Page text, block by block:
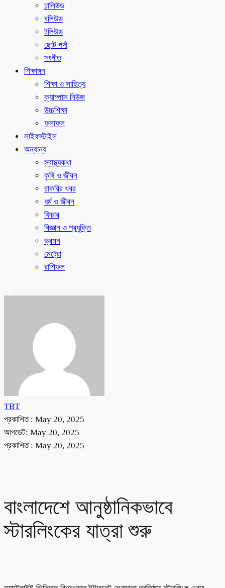
ঢালিউড
বলিউড
টলিউড
ছোট পর্দা
সংগীত
শিক্ষাঙ্গন
শিক্ষা ও সাহিত্য
ক্যাম্পাস নিউজ
উচ্চশিক্ষা
ফলাফল
লাইফস্টাইল
অন্যান্য
স্বাস্থ্যকথা
কৃষি ও জীবন
চাকরির খবর
ধর্ম ও জীবন
ফিচার
বিজ্ঞান ও প্রযুক্তি
ভ্রমন
মেট্রো
রাশিফল
TBT
প্রকাশিত : May 20, 2025
আপডেট: May 20, 2025
প্রকাশিত : May 20, 2025
বাংলাদেশে আনুষ্ঠানিকভাবে
স্টারলিংকের যাত্রা শুরু